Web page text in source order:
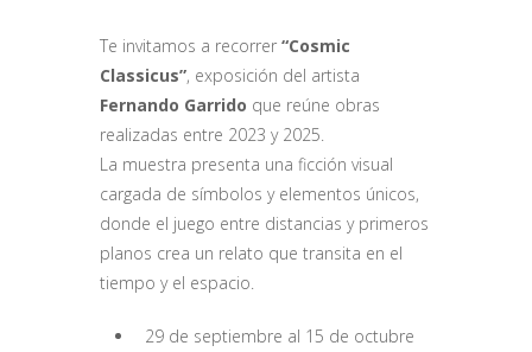
Te invitamos a recorrer “Cosmic
Classicus”, exposición del artista
Fernando Garrido que reúne obras
realizadas entre 2023 y 2025.
La muestra presenta una ficción visual
cargada de símbolos y elementos únicos,
donde el juego entre distancias y primeros
planos crea un relato que transita en el
tiempo y el espacio.
29 de septiembre al 15 de octubre